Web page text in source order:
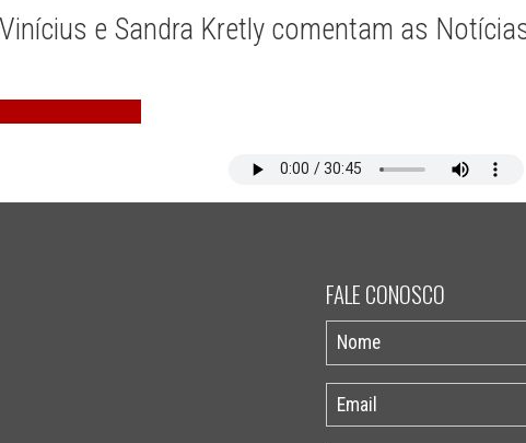
e Sandra Kretly comentam as
FALE CONOSCO